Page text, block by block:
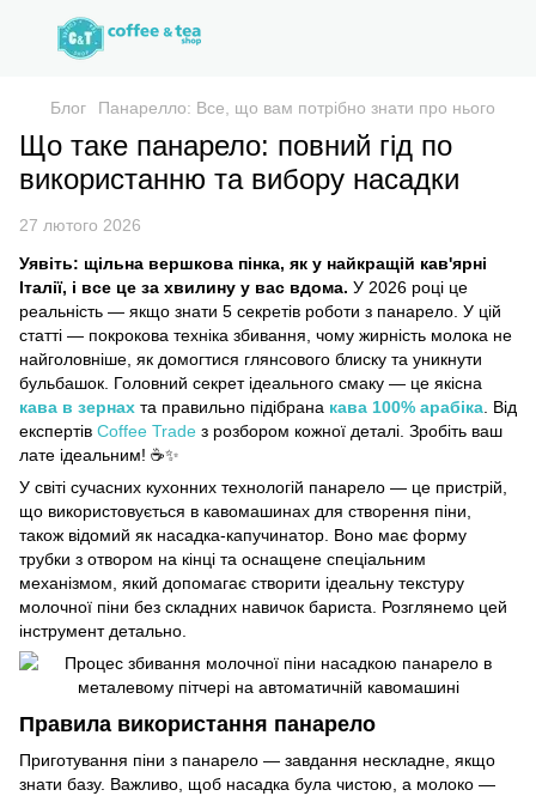
Блог Панарелло: Все, що вам потрібно знати про нього
Що таке панарело: повний гід по
використанню та вибору насадки
27 лютого 2026
Уявіть: щільна вершкова пінка, як у найкращій кав'ярні
Італії, і все це за хвилину у вас вдома. У 2026 році це
реальність — якщо знати 5 секретів роботи з панарело. У цій
статті — покрокова техніка збивання, чому жирність молока не
найголовніше, як домогтися глянсового блиску та уникнути
бульбашок. Головний секрет ідеального смаку — це якісна
кава в зернах та правильно підібрана кава 100% арабіка . Від
експертів Coffee Trade з розбором кожної деталі. Зробіть ваш
лате ідеальним! ☕✨
У світі сучасних кухонних технологій панарело — це пристрій,
що використовується в кавомашинах для створення піни,
також відомий як насадка-капучинатор. Воно має форму
трубки з отвором на кінці та оснащене спеціальним
механізмом, який допомагає створити ідеальну текстуру
молочної піни без складних навичок бариста. Розглянемо цей
інструмент детально.
Правила використання панарело
Приготування піни з панарело — завдання нескладне, якщо
знати базу. Важливо, щоб насадка була чистою, а молоко —